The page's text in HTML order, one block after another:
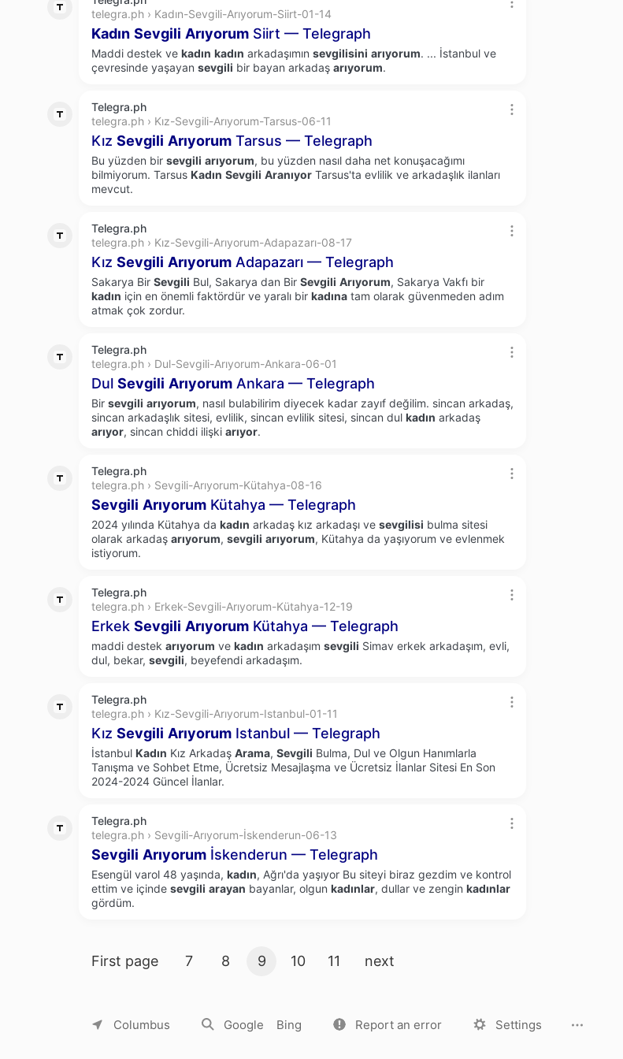
telegra.ph › Kadın-Sevgili-Arıyorum-Siirt-01-14
Kadın Sevgili Arıyorum Siirt — Telegraph
Maddi destek ve kadın kadın arkadaşımın sevgilisini arıyorum. ... İstanbul ve
çevresinde yaşayan sevgili bir bayan arkadaş arıyorum.
Telegra.ph
telegra.ph › Kız-Sevgili-Arıyorum-Tarsus-06-11
Kız Sevgili Arıyorum Tarsus — Telegraph
Bu yüzden bir sevgili arıyorum, bu yüzden nasıl daha net konuşacağımı
bilmiyorum. Tarsus Kadın Sevgili Aranıyor Tarsus'ta evlilik ve arkadaşlık ilanları
mevcut.
Telegra.ph
telegra.ph › Kız-Sevgili-Arıyorum-Adapazarı-08-17
Kız Sevgili Arıyorum Adapazarı — Telegraph
Sakarya Bir Sevgili Bul, Sakarya dan Bir Sevgili Arıyorum, Sakarya Vakfı bir
kadın için en önemli faktördür ve yaralı bir kadına tam olarak güvenmeden adım
atmak çok zordur.
Telegra.ph
telegra.ph › Dul-Sevgili-Arıyorum-Ankara-06-01
Dul Sevgili Arıyorum Ankara — Telegraph
Bir sevgili arıyorum, nasıl bulabilirim diyecek kadar zayıf değilim. sincan arkadaş,
sincan arkadaşlık sitesi, evlilik, sincan evlilik sitesi, sincan dul kadın arkadaş
arıyor, sincan chiddi ilişki arıyor.
Telegra.ph
telegra.ph › Sevgili-Arıyorum-Kütahya-08-16
Sevgili Arıyorum Kütahya — Telegraph
2024 yılında Kütahya da kadın arkadaş kız arkadaşı ve sevgilisi bulma sitesi
olarak arkadaş arıyorum, sevgili arıyorum, Kütahya da yaşıyorum ve evlenmek
istiyorum.
Telegra.ph
telegra.ph › Erkek-Sevgili-Arıyorum-Kütahya-12-19
Erkek Sevgili Arıyorum Kütahya — Telegraph
maddi destek arıyorum ve kadın arkadaşım sevgili Simav erkek arkadaşım, evli,
dul, bekar, sevgili, beyefendi arkadaşım.
Telegra.ph
telegra.ph › Kız-Sevgili-Arıyorum-Istanbul-01-11
Kız Sevgili Arıyorum Istanbul — Telegraph
İstanbul Kadın Kız Arkadaş Arama, Sevgili Bulma, Dul ve Olgun Hanımlarla
Tanışma ve Sohbet Etme, Ücretsiz Mesajlaşma ve Ücretsiz İlanlar Sitesi En Son
2024-2024 Güncel İlanlar.
Telegra.ph
telegra.ph › Sevgili-Arıyorum-İskenderun-06-13
Sevgili Arıyorum İskenderun — Telegraph
Esengül varol 48 yaşında, kadın, Ağrı'da yaşıyor Bu siteyi biraz gezdim ve kontrol
ettim ve içinde sevgili arayan bayanlar, olgun kadınlar, dullar ve zengin kadınlar
gördüm.
Search result pages
First page 7 8 9 10 11 next
Columbus Google Bing Report an error Settings